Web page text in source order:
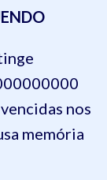
nos
memória